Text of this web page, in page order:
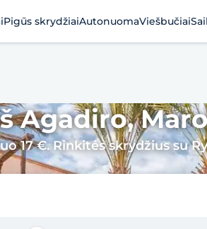
Pigūs skrydžiaiAutonuomaViešbučiai
Agadiro,
17 €. Rinkitės skrydžius su